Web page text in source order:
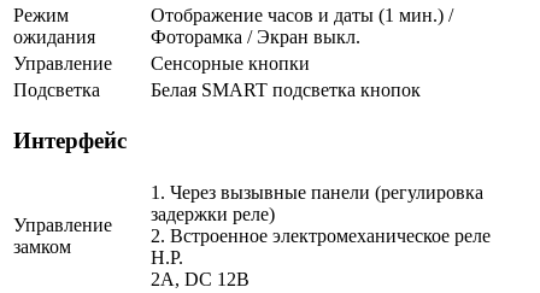
Режим
ожидания
Отображение часов и даты (1 мин.) /
Фоторамка / Экран выкл.
Управление
Сенсорные кнопки
Подсветка
Белая SMART подсветка кнопок
Интерфейс
Управление
замком
1. Через вызывные панели (регулировка
задержки реле)
2. Встроенное электромеханическое реле
Н.Р.
2A, DC 12В